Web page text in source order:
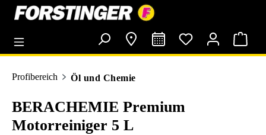
springen
Profibereich Öl und Chemie
BERACHEMIE Premium
Motorreiniger 5 L